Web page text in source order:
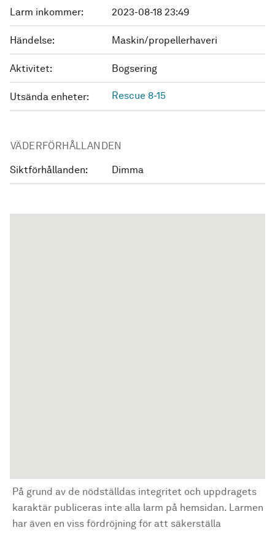
Larm inkommer: 2023-08-18 23:49
Händelse: Maskin/propellerhaveri
Aktivitet: Bogsering
Utsända enheter: Rescue 8-15
VÄDERFÖRHÅLLANDEN
Siktförhållanden: Dimma
På grund av de nödställdas integritet och uppdragets
karaktär publiceras inte alla larm på hemsidan. Larmen
har även en viss fördröjning för att säkerställa